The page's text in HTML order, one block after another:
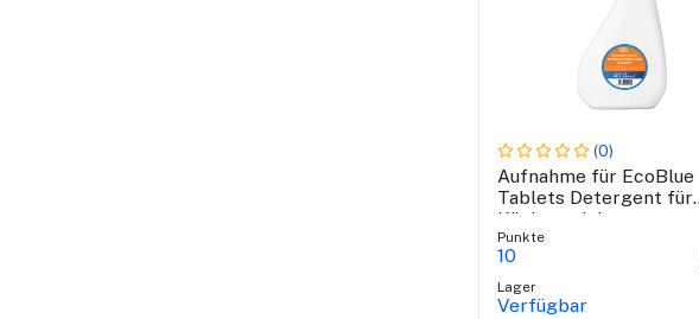
(0)
Aufnahme für EcoBlue
Tablets Detergent für
Küchenreinigung
Punkte
10
Lager
Verfügbar